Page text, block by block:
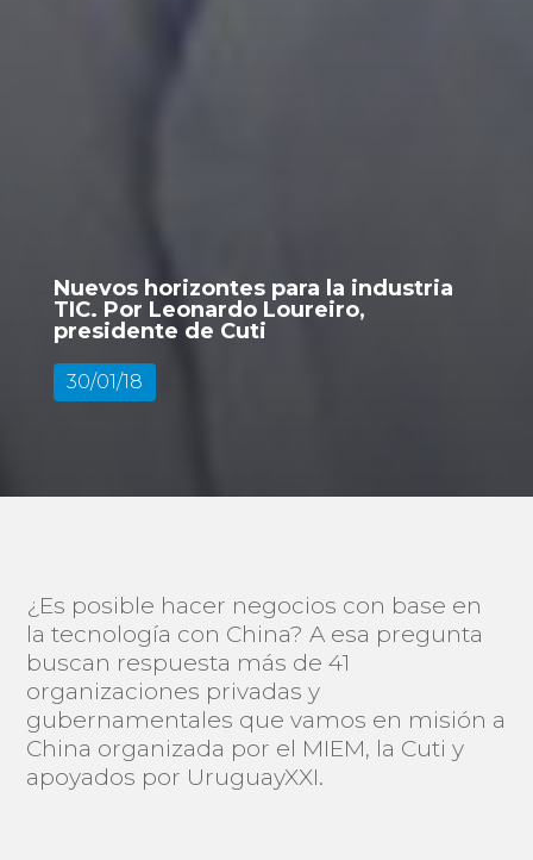
Nuevos horizontes para la industria
TIC. Por Leonardo Loureiro,
presidente de Cuti
30/01/18
¿Es posible hacer negocios con base en
la tecnología con China? A esa pregunta
buscan respuesta más de 41
organizaciones privadas y
gubernamentales que vamos en misión a
China organizada por el MIEM, la Cuti y
apoyados por UruguayXXI.